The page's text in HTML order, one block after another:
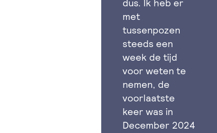
dus. Ik heb er
met
tussenpozen
steeds een
week de tijd
voor weten te
nemen, de
voorlaatste
keer was in
December 2024